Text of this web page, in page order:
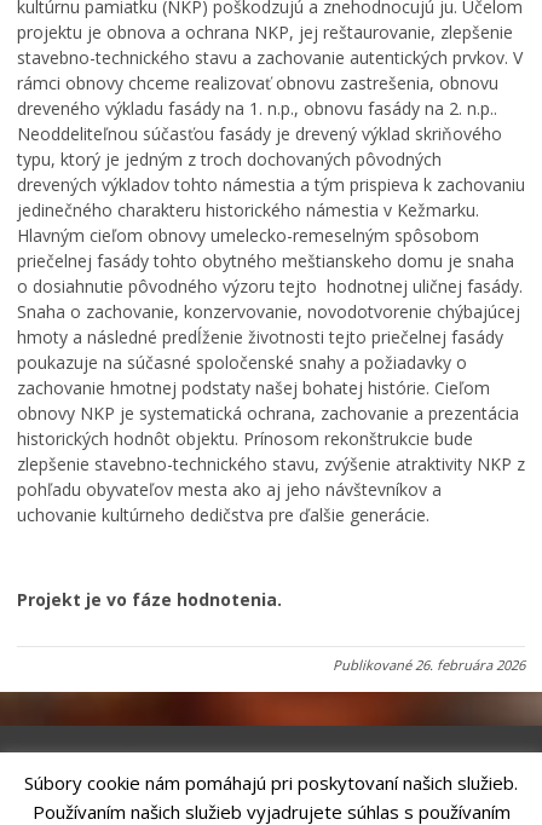
kultúrnu pamiatku (NKP) poškodzujú a znehodnocujú ju. Účelom
projektu je obnova a ochrana NKP, jej reštaurovanie, zlepšenie
stavebno-technického stavu a zachovanie autentických prvkov. V
rámci obnovy chceme realizovať obnovu zastrešenia, obnovu
dreveného výkladu fasády na 1. n.p., obnovu fasády na 2. n.p..
Neoddeliteľnou súčasťou fasády je drevený výklad skriňového
typu, ktorý je jedným z troch dochovaných pôvodných
drevených výkladov tohto námestia a tým prispieva k zachovaniu
jedinečného charakteru historického námestia v Kežmarku.
Hlavným cieľom obnovy umelecko-remeselným spôsobom
priečelnej fasády tohto obytného meštianskeho domu je snaha
o dosiahnutie pôvodného výzoru tejto hodnotnej uličnej fasády.
Snaha o zachovanie, konzervovanie, novodotvorenie chýbajúcej
hmoty a následné predĺženie životnosti tejto priečelnej fasády
poukazuje na súčasné spoločenské snahy a požiadavky o
zachovanie hmotnej podstaty našej bohatej histórie. Cieľom
obnovy NKP je systematická ochrana, zachovanie a prezentácia
historických hodnôt objektu. Prínosom rekonštrukcie bude
zlepšenie stavebno-technického stavu, zvýšenie atraktivity NKP z
pohľadu obyvateľov mesta ako aj jeho návštevníkov a
uchovanie kultúrneho dedičstva pre ďalšie generácie.
Projekt je vo fáze hodnotenia.
Publikované26. februára 2026
Riešenie ANTIK SMART CITY
| Technický prevádzkovateľ – MVI
Súbory cookie nám pomáhajú pri poskytovaní našich služieb.
Používaním našich služieb vyjadrujete súhlas s používaním